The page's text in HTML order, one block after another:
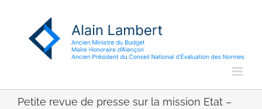
Petite revue de presse sur la mission Etat –